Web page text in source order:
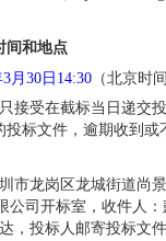
间和地点
3月30日14:30 （北京时
接受在截标当日递交
标文件，逾期收到
市龙岗区龙城街道尚
公司开标室，收件人
，投标人邮寄投标文